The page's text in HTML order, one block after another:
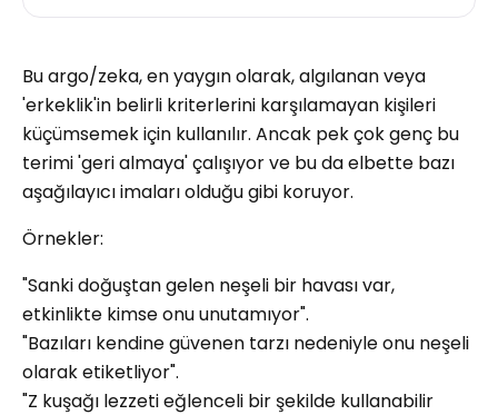
Bu argo/zeka, en yaygın olarak, algılanan veya
'erkeklik'in belirli kriterlerini karşılamayan kişileri
küçümsemek için kullanılır. Ancak pek çok genç bu
terimi 'geri almaya' çalışıyor ve bu da elbette bazı
aşağılayıcı imaları olduğu gibi koruyor.
Örnekler:
"Sanki doğuştan gelen neşeli bir havası var,
etkinlikte kimse onu unutamıyor".
"Bazıları kendine güvenen tarzı nedeniyle onu neşeli
olarak etiketliyor".
"Z kuşağı lezzeti eğlenceli bir şekilde kullanabilir